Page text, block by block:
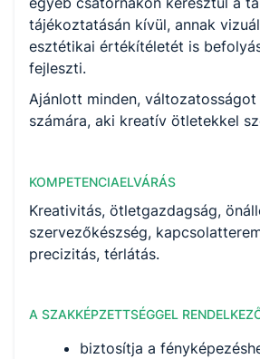
tájékoztatásán kívül, annak
esztétikai értékítéletét is
fejleszti.
Ajánlott minden,
számára, aki kreatív ötletekkel
KOMPETENCIAELVÁRÁS
Kreativitás, ötletgazdagság,
szervezőkészség,
precizitás, térlátás.
A SZAKKÉPZETTSÉGGEL
biztosítja a